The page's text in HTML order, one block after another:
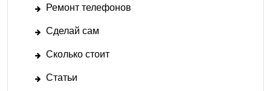
Ремонт телефонов
Сделай сам
Сколько стоит
Статьи